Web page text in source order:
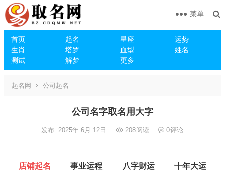
首页 起名 星座
运势
生肖
塔罗 血型
姓名
测试
解梦 更多
菜单
起名网 公司起名
公司名字取名用大字
发布: 2025年 6月 12日 208阅读 0评论
店铺起名 事业运程 八字财运 十年大运